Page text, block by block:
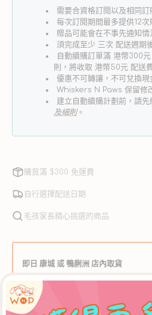
增
加
需要合資格訂閱以及相同
每次訂閱期間最多提供12次
贈品可能會在不事先通知
須完成至少 三次 配送週期
自動續購訂單滿 港幣300
則，將收取 港幣50元 配送
優惠不可轉讓，不可兌換現
Whiskers N Paws 保留修
建立自動續購計劃前，請先
及細則。
購買滿 $300 免運費
自行選擇配送日期
毛孩家長精心挑選的商品
即日 康城 或 鴨脷洲 店內取貨
到【康城店】自取，或下午3時30分
** 如需安排店內取貨，請於購物車頁
取】選項。